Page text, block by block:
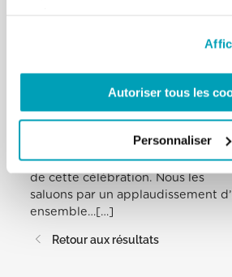
Autoriser tous les
Personnaliser
aident. Que le passage de la porte
participer, remplissent votre
paix. Lors de la Messe, je
aussi remerciez-les avec moi — les
hosties qu’ils ont eux-mêmes
confectionnées et qui seront
de cette célébration. Nous les
saluons par un applaudissement
ensemble…[…]
Retour aux résultats